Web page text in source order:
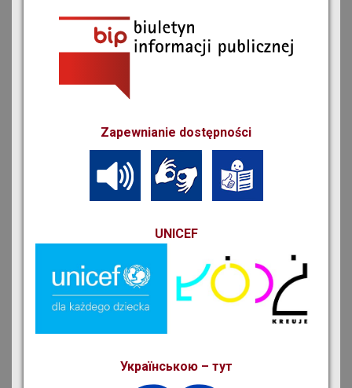
Zapewnianie dostępności
UNICEF
Українською – тут